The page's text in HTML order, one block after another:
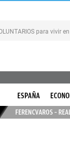
para vivir
ESPAÑA
FERENCVAROS –